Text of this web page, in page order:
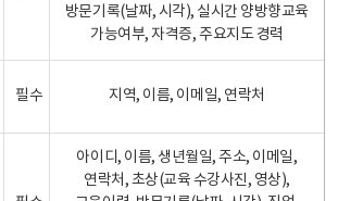
방문기록(날짜, 시각), 실시간 양방향교육
가능여부, 자격증, 주요지도 경력
필수 지역, 이름, 이메일, 연락처
아이디, 이름, 생년월일, 주소, 이메일,
연락처, 초상(교육 수강사진, 영상),